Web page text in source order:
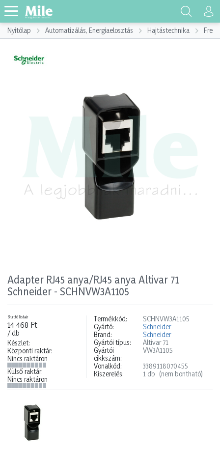
Nyitólap Automatizálás, Energiaelosztás Hajtástechnika
Adapter RJ45 anya/RJ45 anya Altivar 71
Schneider - SCHNVW3A1105
Bruttó listaár
14 468 Ft
/ db
Készlet:
Központi raktár:
Nincs raktáron
Külső raktár:
Nincs raktáron
Termékkód:
SCHNVW3A1105
Gyártó:
Schneider
Brand:
Schneider
Gyártói típus:
Altivar 71
Gyártói
cikkszám:
VW3A1105
Vonalkód:
3389118070455
Kiszerelés:
1 db (nem bontható)